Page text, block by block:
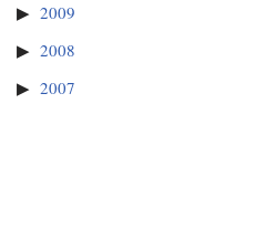
2009
2008
2007